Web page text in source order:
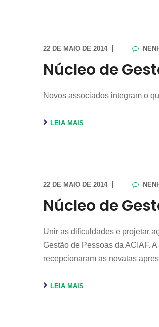
22 DE MAIO DE 2014
Núcleo de
Novos associados integram o
LEIA MAIS
22 DE MAIO DE 2014
Núcleo de
Unir as dificuldades e projetar
Gestão de Pessoas da ACIAF.
recepcionaram as novatas
LEIA MAIS